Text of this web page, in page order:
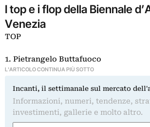
I top e i flop della Biennale
Venezia
TOP
1. Pietrangelo Buttafuoco
L'ARTICOLO CONTINUA PIÙ SOTTO
Incanti, il settimanale sul mercato
Informazioni, numeri, tendenze,
investimenti, gallerie e molto altro.